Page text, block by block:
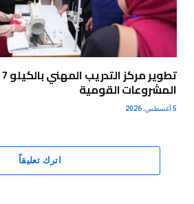
المشروعات القومية
5 أغسطس، 2026
اترك تعليقاً